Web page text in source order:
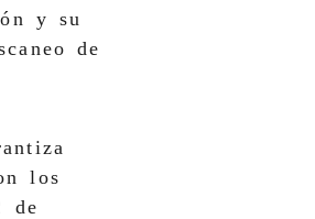
y su
de
los
de